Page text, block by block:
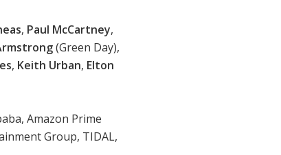
, Paul McCartney,
(Green Day),
, Keith Urban, Elton
Amazon Prime
Group, TIDAL,